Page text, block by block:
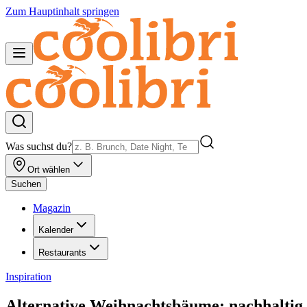
Zum Hauptinhalt springen
Was suchst du?
Ort wählen
Suchen
Magazin
Kalender
Restaurants
Inspiration